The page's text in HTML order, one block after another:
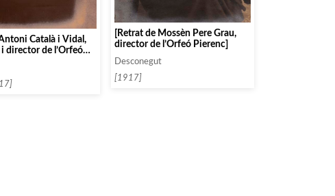
Català i Vidal,
director de l’Orfeó
[Retrat de Mossèn Pere Grau,
director de l’Orfeó Pierenc]
Desconegut
[1917]